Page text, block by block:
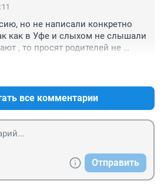
но не написали конкретно
как в Уфе и слыхом не слышали
, то просят родителей не
нормально, что такой
школе, а потом с ним
В других странах вообще
инвалиды учатся с
у нас такие дети изгои. Поэтому
не сладко живётся в нашем
все комментарии
Отправить